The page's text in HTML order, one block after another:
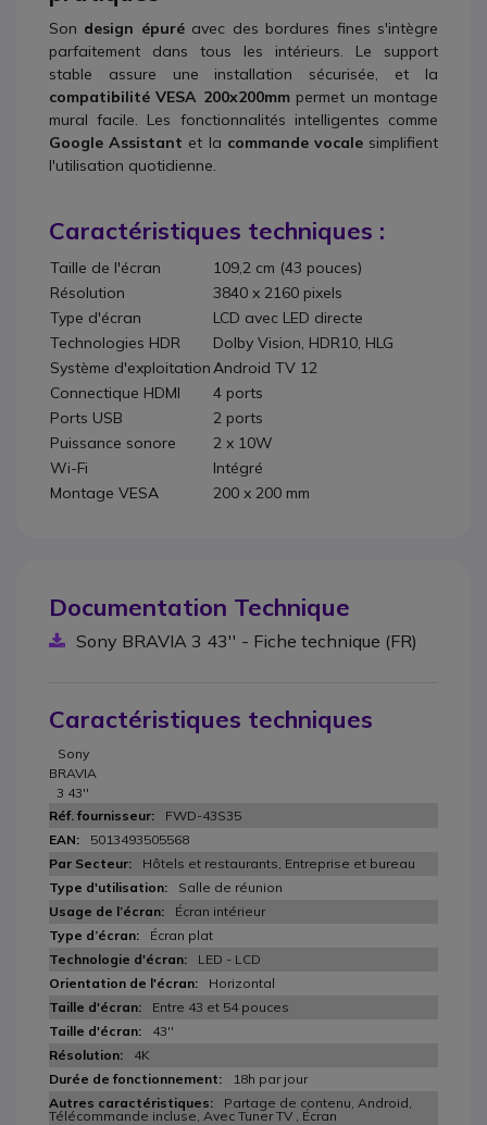
Son design épuré avec des bordures fines s'intègre
parfaitement dans tous les intérieurs. Le support
stable assure une installation sécurisée, et la
compatibilité VESA 200x200mmpermet un montage
mural facile. Les fonctionnalités intelligentes comme
Google Assistant et la commande vocalesimplifient
l'utilisation quotidienne.
Caractéristiques techniques :
Taille de l'écran
109,2 cm (43 pouces)
Résolution
3840 x 2160 pixels
Type d'écran
LCD avec LED directe
Technologies HDR
Dolby Vision, HDR10, HLG
Système d'exploitationAndroid TV 12
Connectique HDMI
4 ports
Ports USB
2 ports
Puissance sonore
2 x 10W
Wi-Fi
Intégré
Montage VESA
200 x 200 mm
Documentation Technique
Sony BRAVIA 3 43'' - Fiche technique (FR)
Caractéristiques techniques
Sony
BRAVIA
3 43''
FWD-43S35
5013493505568
Hôtels et restaurants, Entreprise et bureau
Salle de réunion
Écran intérieur
Écran plat
LED - LCD
Horizontal
Entre 43 et 54 pouces
43''
4K
18h par jour
Partage de contenu, Android,
Télécommande incluse, Avec Tuner TV , Écran